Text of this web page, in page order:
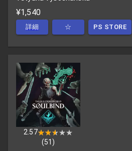
¥1,540
詳細 ☆ PS STORE
2.57★★★★★
★★★★★
(51 )